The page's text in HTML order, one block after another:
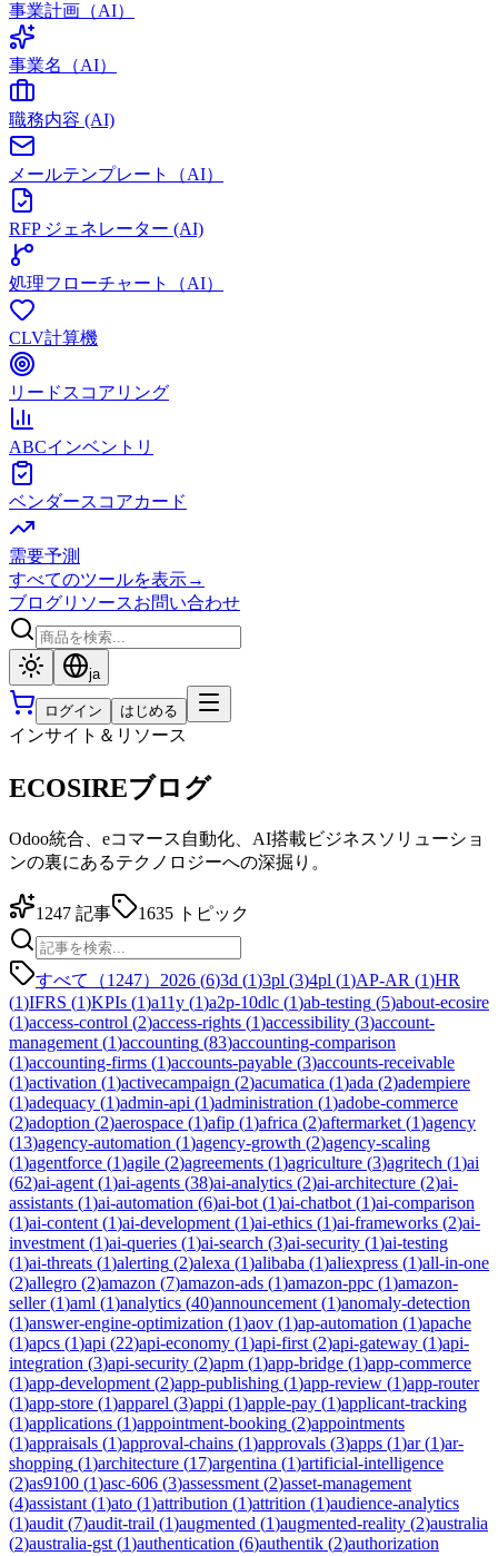
事業計画（AI）
事業名（AI）
職務内容 (AI)
メールテンプレート（AI）
RFP ジェネレーター (AI)
処理フローチャート（AI）
CLV計算機
リードスコアリング
ABCインベントリ
ベンダースコアカード
需要予測
すべてのツールを表示→
ブログリソースお問い合わせ
ja
ログイン はじめる
インサイト＆リソース
ECOSIREブログ
Odoo統合、eコマース自動化、AI搭載ビジネスソリューショ
ンの裏にあるテクノロジーへの深掘り。
1247 記事 1635 トピック
すべて（1247） 2026 (6)3d (1)3pl (3)4pl (1)AP-AR (1)HR
(1)IFRS (1)KPIs (1)a11y (1)a2p-10dlc (1)ab-testing (5)about-ecosire
(1)access-control (2)access-rights (1)accessibility (3)account-
management (1)accounting (83)accounting-comparison
(1)accounting-firms (1)accounts-payable (3)accounts-receivable
(1)activation (1)activecampaign (2)acumatica (1)ada (2)adempiere
(1)adequacy (1)admin-api (1)administration (1)adobe-commerce
(2)adoption (2)aerospace (1)afip (1)africa (2)aftermarket (1)agency
(13)agency-automation (1)agency-growth (2)agency-scaling
(1)agentforce (1)agile (2)agreements (1)agriculture (3)agritech (1)ai
(62)ai-agent (1)ai-agents (38)ai-analytics (2)ai-architecture (2)ai-
assistants (1)ai-automation (6)ai-bot (1)ai-chatbot (1)ai-comparison
(1)ai-content (1)ai-development (1)ai-ethics (1)ai-frameworks (2)ai-
investment (1)ai-queries (1)ai-search (3)ai-security (1)ai-testing
(1)ai-threats (1)alerting (2)alexa (1)alibaba (1)aliexpress (1)all-in-one
(2)allegro (2)amazon (7)amazon-ads (1)amazon-ppc (1)amazon-
seller(1)aml (1)analytics (40)announcement (1)anomaly-detection
(1)answer-engine-optimization (1)aov (1)ap-automation (1)apache
(1)apcs (1)api (22)api-economy (1)api-first (2)api-gateway (1)api-
integration (3)api-security (2)apm (1)app-bridge (1)app-commerce
(1)app-development (2)app-publishing (1)app-review (1)app-router
(1)app-store (1)apparel (3)appi (1)apple-pay (1)applicant-tracking
(1)applications (1)appointment-booking (2)appointments
(1)appraisals (1)approval-chains (1)approvals (3)apps (1)ar(1)ar-
shopping (1)architecture (17)argentina (1)artificial-intelligence
(2)as9100 (1)asc-606 (3)assessment (2)asset-management
(4)assistant (1)ato (1)attribution (1)attrition (1)audience-analytics
(1)audit (7)audit-trail (1)augmented (1)augmented-reality (2)australia
(2)australia-gst (1)authentication (6)authentik (2)authorization